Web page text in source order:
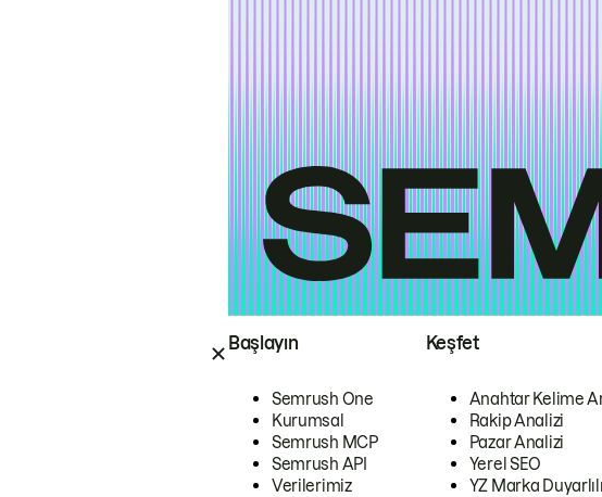
Başlayın
Semrush One
Kurumsal
Semrush MCP
Semrush API
Verilerimiz
Keşfet
Anahtar Kelime
Rakip Analizi
Pazar Analizi
Yerel SEO
YZ Marka